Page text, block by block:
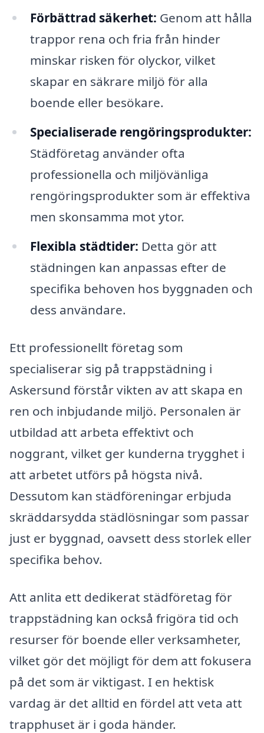
Förbättrad säkerhet: Genom att hålla
trappor rena och fria från hinder
minskar risken för olyckor, vilket
skapar en säkrare miljö för alla
boende eller besökare.
Specialiserade rengöringsprodukter:
Städföretag använder ofta
professionella och miljövänliga
rengöringsprodukter som är effektiva
men skonsamma mot ytor.
Flexibla städtider: Detta gör att
städningen kan anpassas efter de
specifika behoven hos byggnaden och
dess användare.
Ett professionellt företag som
specialiserar sig på trappstädning i
Askersund förstår vikten av att skapa en
ren och inbjudande miljö. Personalen är
utbildad att arbeta effektivt och
noggrant, vilket ger kunderna trygghet i
att arbetet utförs på högsta nivå.
Dessutom kan städföreningar erbjuda
skräddarsydda städlösningar som passar
just er byggnad, oavsett dess storlek eller
specifika behov.
Att anlita ett dedikerat städföretag för
trappstädning kan också frigöra tid och
resurser för boende eller verksamheter,
vilket gör det möjligt för dem att fokusera
på det som är viktigast. I en hektisk
vardag är det alltid en fördel att veta att
trapphuset är i goda händer.